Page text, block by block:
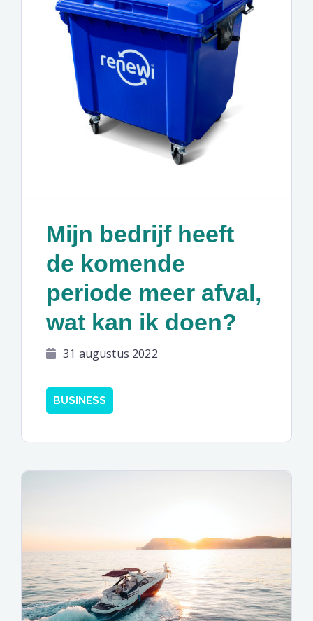
Mijn bedrijf heeft
de komende
periode meer afval,
wat kan ik doen?
31 augustus 2022
BUSINESS